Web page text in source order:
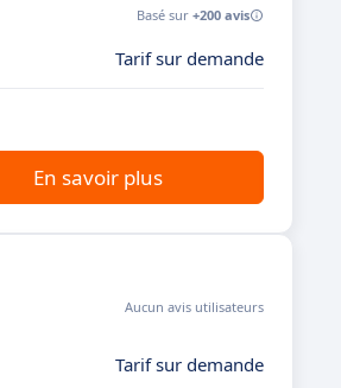
Basé sur +200 avis
Tarif sur demande
En savoir plus
Aucun avis utilisateurs
Tarif sur demande